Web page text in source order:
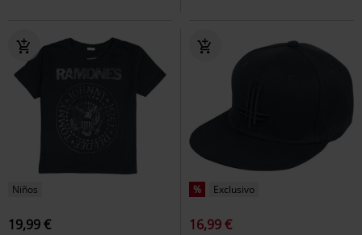
Niños
19,99 €
% Exclusivo
16,99 €